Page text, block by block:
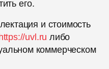
его.
и стоимость
https://uvl.ru либо
коммерческом